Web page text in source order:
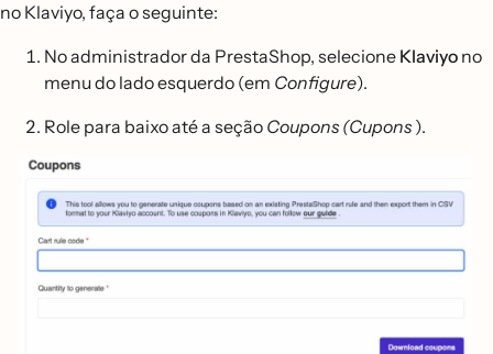
no Klaviyo, faça o seguinte:
No administrador da PrestaShop, selecione Klaviyo no
menu do lado esquerdo (em Configure).
Role para baixo até a seção Coupons (Cupons).